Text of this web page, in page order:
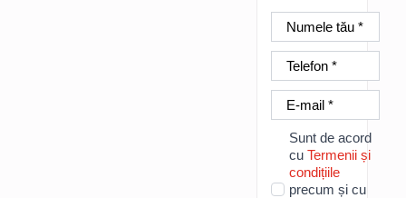
Nume
Telefon
E-
mail
*
Sunt de acord
cu Termenii și
condițiile
precum și cu